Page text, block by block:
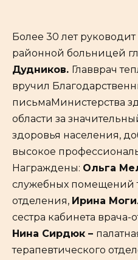
Более 30 лет
районной больницей
Дудников. Главврач
вручил
письмаМинистерства
области за
здоровья населения,
высокое
Награждены: Ольга
служебных помещений
отделения, Ирина
сестра кабинета врача-
Нина Сирдюк –
терапевтического